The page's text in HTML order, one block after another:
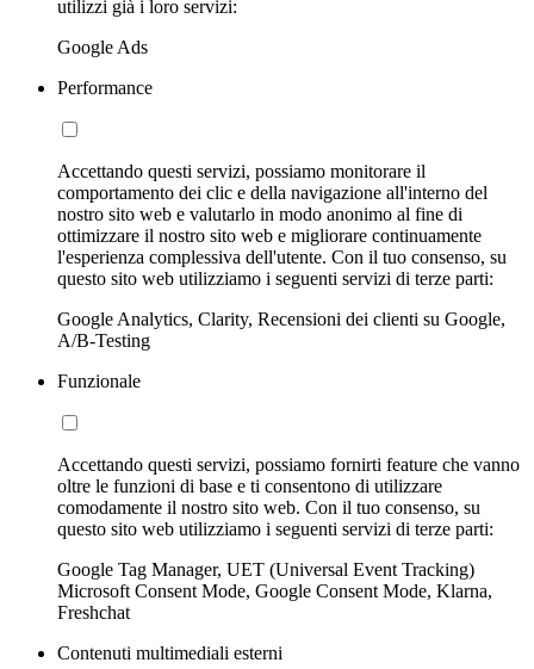
utilizzi già i loro servizi:
Google Ads
Performance
Accettando questi servizi, possiamo monitorare il
comportamento dei clic e della navigazione all'interno del
nostro sito web e valutarlo in modo anonimo al fine di
ottimizzare il nostro sito web e migliorare continuamente
l'esperienza complessiva dell'utente. Con il tuo consenso, su
questo sito web utilizziamo i seguenti servizi di terze parti:
Google Analytics, Clarity, Recensioni dei clienti su Google,
A/B-Testing
Funzionale
Accettando questi servizi, possiamo fornirti feature che vanno
oltre le funzioni di base e ti consentono di utilizzare
comodamente il nostro sito web. Con il tuo consenso, su
questo sito web utilizziamo i seguenti servizi di terze parti:
Google Tag Manager, UET (Universal Event Tracking)
Microsoft Consent Mode, Google Consent Mode, Klarna,
Freshchat
Contenuti multimediali esterni